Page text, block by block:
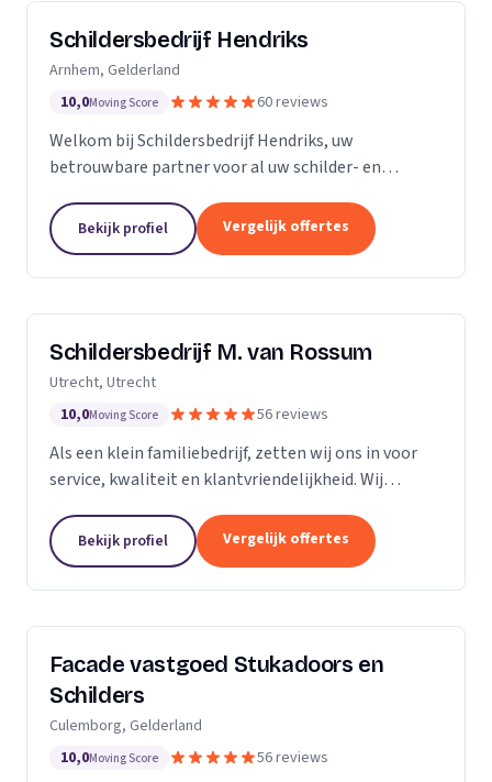
Schildersbedrijf Hendriks
Arnhem, Gelderland
10,0Moving Score 60 reviews
Welkom bij Schildersbedrijf Hendriks, uw
betrouwbare partner voor al uw schilder- en
de branche, onderscheiden we ons door onze
expertise en toewijding...
Bekijk profiel Vergelijk offertes
Schildersbedrijf M. van Rossum
Utrecht, Utrecht
10,0Moving Score 56 reviews
Als een klein familiebedrijf, zetten wij ons in voor
service, kwaliteit en klantvriendelijkheid. Wij
eigenaren als zakelijke klanten. Onze...
Bekijk profiel Vergelijk offertes
Facade vastgoed Stukadoors en
Schilders
Culemborg, Gelderland
10,0Moving Score 56 reviews